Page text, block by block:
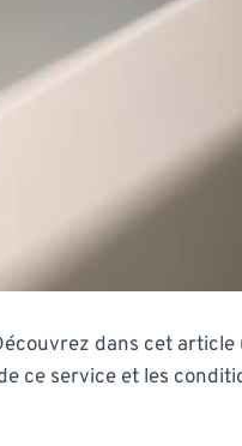
dans cet article
ce service et les